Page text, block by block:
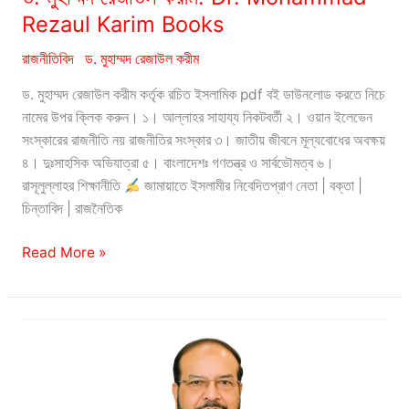
Rezaul Karim Books
রাজনীতিবিদ ড. মুহাম্মদ রেজাউল করীম
ড. মুহাম্মদ রেজাউল করীম কর্তৃক রচিত ইসলামিক pdf বই ডাউনলোড করতে নিচে
নামের উপর ক্লিক করুন। ১। আল্লাহর সাহায্য নিকটবর্তী ২। ওয়ান ইলেভেন
সংস্কারের রাজনীতি নয় রাজনীতির সংস্কার ৩। জাতীয় জীবনে মূল্যবোধের অবক্ষয়
৪। দুঃসাহসিক অভিযাত্রা ৫। বাংলাদেশঃ গণতন্ত্র ও সার্বভৌমত্ব ৬।
রাসূলুল্লাহর শিক্ষানীতি
জামায়াতে ইসলামীর নিবেদিতপ্রাণ নেতা | বক্তা |
চিন্তাবিদ | রাজনৈতিক
ড.
রেজাউল
Read More »